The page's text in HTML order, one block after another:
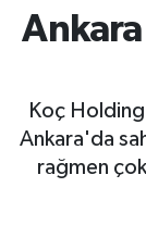
Koç
Ankara'da
rağmen